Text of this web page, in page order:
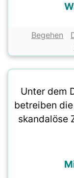
Begehen
Unter dem
betreiben
skandalöse